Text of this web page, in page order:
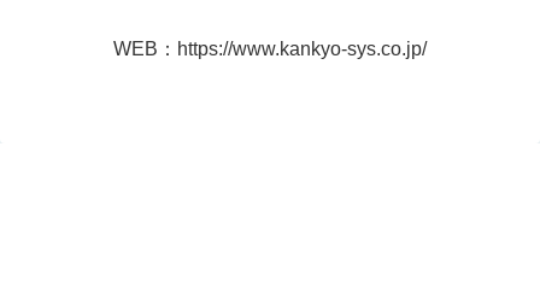
WEB： https://www.kankyo-sys.co.jp/